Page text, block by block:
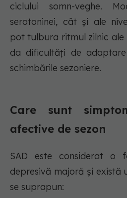
ciclului somn-veghe.
serotoninei, cât și ale
pot tulbura ritmul zilnic ale
da dificultăți de
schimbările sezoniere.
Care sunt
afective de sezon
SAD este considerat o
depresivă majoră și există
se suprapun: